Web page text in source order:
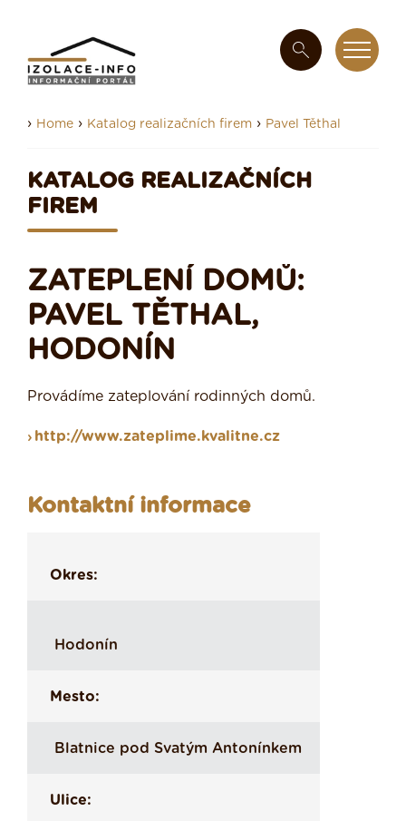
› Home › Katalog realizačních firem › Pavel Těthal
KATALOG REALIZAČNÍCH
FIREM
ZATEPLENÍ DOMŮ:
PAVEL TĚTHAL,
HODONÍN
Provádíme zateplování rodinných domů.
http://www.zateplime.kvalitne.cz
Kontaktní informace
Okres:
Hodonín
Mesto:
Blatnice pod Svatým Antonínkem
Ulice: